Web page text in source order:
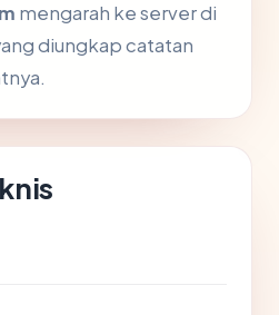
mengarah ke server di
diungkap catatan